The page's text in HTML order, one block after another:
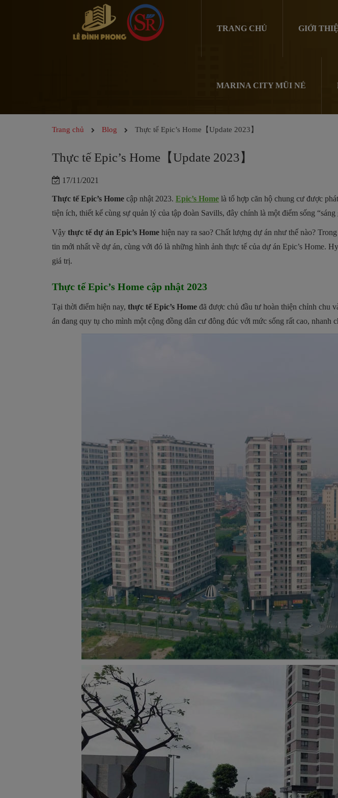
TRANG CHỦ GIỚI
MARINA CITY MŨI NÉ
Trang chủ Blog Thực tế Epic’s Home【Update 2023】
Thực tế Epic’s Home【Update 2023】
17/11/2021
Thực tế Epic’s Home cập nhật 2023. Epic’s Home là tổ hợp căn hộ chung cư được
tiện ích, thiết kế cùng sự quản lý của tập đoàn Savills, đây chính là một điểm sống
Vậy thực tế dự án Epic’s Home hiện nay ra sao? Chất lượng dự án như thế nào?
tin mới nhất về dự án, cùng với đó là những hình ảnh thực tế của dự án Epic’s Home.
giá trị.
Thực tế Epic’s Home cập nhật 2023
Tại thời điểm hiện nay, thực tế Epic’s Home đã được chủ đầu tư hoàn thiện chỉnh chu
án đang quy tụ cho mình một cộng đồng dân cư đông đúc với mức sống rất cao,